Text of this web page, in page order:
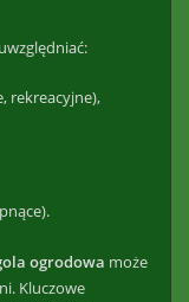
rekreacyjne),
ogrodowa może
Kluczowe